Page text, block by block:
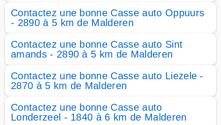
Contactez une bonne Casse auto Oppuurs
- 2890 à 5 km de Malderen
Contactez une bonne Casse auto Sint
amands - 2890 à 5 km de Malderen
Contactez une bonne Casse auto Liezele -
2870 à 5 km de Malderen
Contactez une bonne Casse auto
Londerzeel - 1840 à 6 km de Malderen